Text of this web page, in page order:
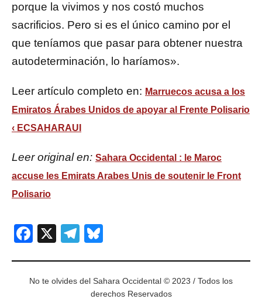
porque la vivimos y nos costó muchos
sacrificios. Pero si es el único camino por el
que teníamos que pasar para obtener nuestra
autodeterminación, lo haríamos».
Leer artículo completo en: Marruecos acusa a los
Emiratos Árabes Unidos de apoyar al Frente Polisario
‹ ECSAHARAUI
Leer original en: Sahara Occidental : le Maroc
accuse les Emirats Arabes Unis de soutenir le Front
Polisario
Facebook
X Telegram
No te olvides del Sahara Occidental © 2023 / Todos los
derechos Reservados